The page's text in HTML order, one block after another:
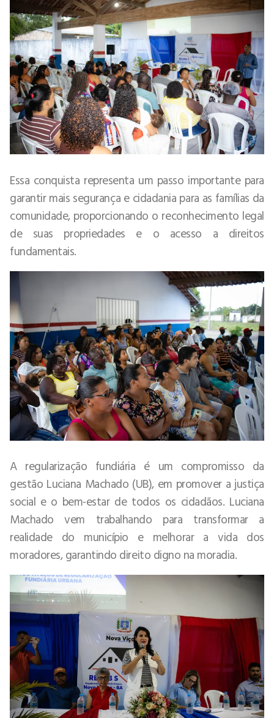
Essa conquista representa um passo importante para
garantir mais segurança e cidadania para as famílias da
comunidade, proporcionando o reconhecimento legal
de suas propriedades e o acesso a direitos
fundamentais.
A regularização fundiária é um compromisso da
gestão Luciana Machado (UB), em promover a justiça
social e o bem-estar de todos os cidadãos. Luciana
Machado vem trabalhando para transformar a
realidade do município e melhorar a vida dos
moradores, garantindo direito digno na moradia.